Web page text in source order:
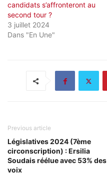
candidats s’affronteront au
second tour ?
3 juillet 2024
Dans "En Une"
Previous article
Législatives 2024 (7ème
circonscription) : Ersilia
Soudais réélue avec 53% des
voix